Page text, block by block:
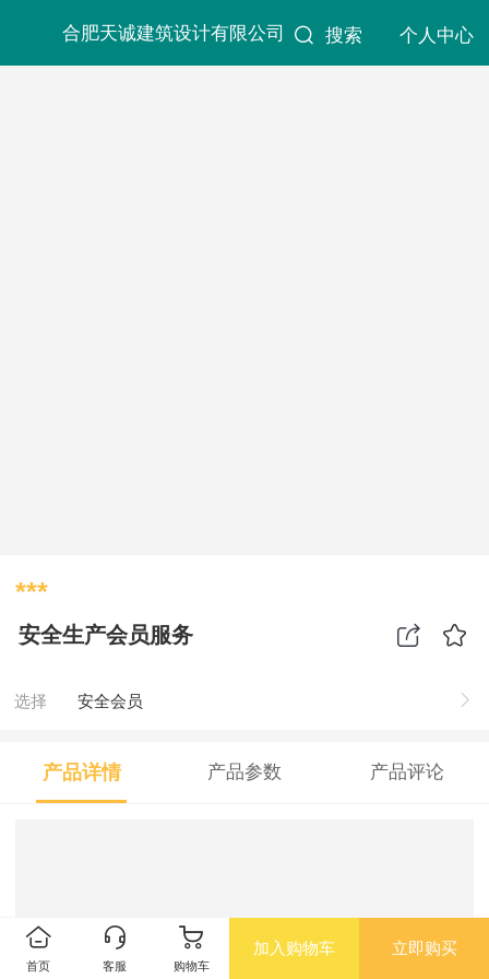
合肥天诚建筑设计有限公司 搜索 个人中心
***
安全生产会员服务
选择 安全会员
产品详情 产品参数 产品评论
首页 客服 购物车
加入购物车 立即购买